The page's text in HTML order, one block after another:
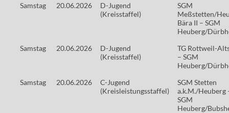
Samstag
20.06.2026
D-Jugend
(Kreisstaffel)
SGM
Meßstetten/
Bära II – SGM
Heuberg/
Samstag
20.06.2026
D-Jugend
(Kreisstaffel)
TG Rottweil-
– SGM
Heuberg/
Samstag
20.06.2026
C-Jugend
(Kreisleistungsstaffel)
SGM Stetten
a.k.M./Heuberg
SGM
Heuberg/